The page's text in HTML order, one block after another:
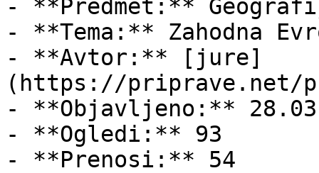
- **Predmet:**
- **Tema:** Zahodna
- **Avtor:** [jure]
(https://
- **Objavljeno:**
- **Ogledi:** 93
- **Prenosi:** 54